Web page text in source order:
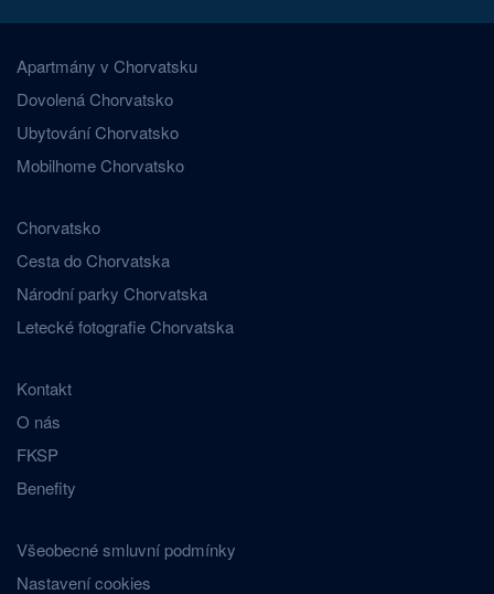
Apartmány v Chorvatsku
Dovolená Chorvatsko
Ubytování Chorvatsko
Mobilhome Chorvatsko
Chorvatsko
Cesta do Chorvatska
Národní parky Chorvatska
Letecké fotografie Chorvatska
Kontakt
O nás
FKSP
Benefity
Všeobecné smluvní podmínky
Nastavení cookies